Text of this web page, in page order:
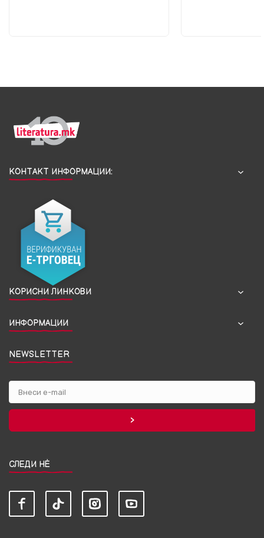
КОНТАКТ ИНФОРМАЦИИ:
КОРИСНИ ЛИНКОВИ
ИНФОРМАЦИИ
NEWSLETTER
СЛЕДИ НЀ